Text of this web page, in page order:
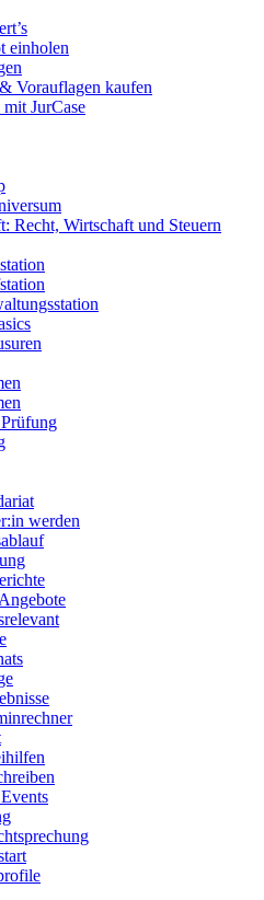
einholen
Vorauflagen kaufen
JurCase
Recht, Wirtschaft und Steuern
werden